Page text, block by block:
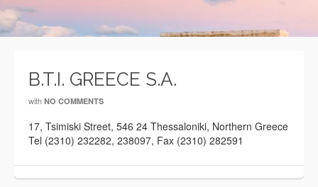
B.T.I. GREECE S.A.
with NO COMMENTS
17, Tsimiski Street, 546 24 Thessaloniki, Northern Greece
Tel (2310) 232282, 238097, Fax (2310) 282591